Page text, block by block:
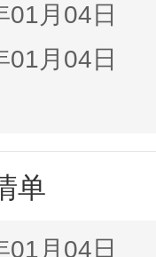
01月04日
01月04日
单
01月04日